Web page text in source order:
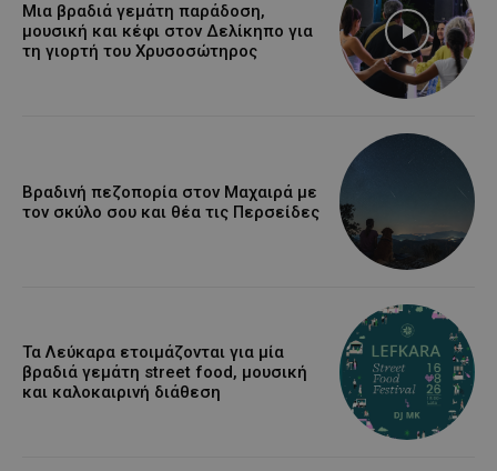
Μια βραδιά γεμάτη παράδοση,
μουσική και κέφι στον Δελίκηπο για
τη γιορτή του Χρυσοσώτηρος
Βραδινή πεζοπορία στον Μαχαιρά με
τον σκύλο σου και θέα τις Περσείδες
Τα Λεύκαρα ετοιμάζονται για μία
βραδιά γεμάτη street food, μουσική
και καλοκαιρινή διάθεση